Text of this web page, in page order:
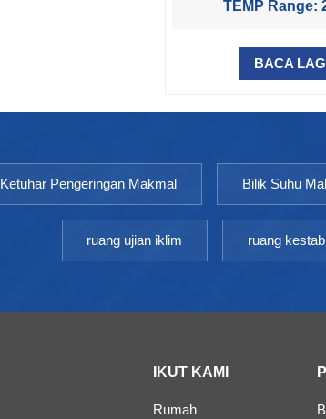
TEMP
BACA
Ketuhar Pengeringan Makmal Bilik Suhu
ruang ujian iklim ruang
IKUT KAMI
Rumah